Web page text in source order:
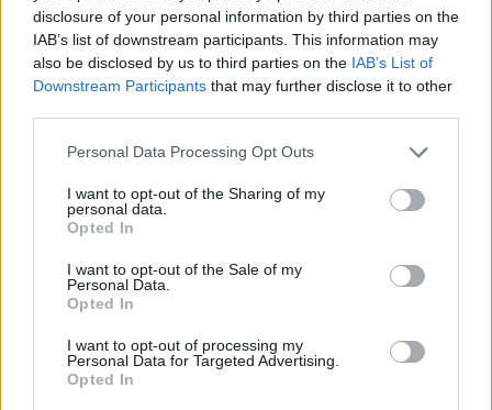
disclosure of your personal information by third parties on the
IAB’s list of downstream participants. This information may
also be disclosed by us to third parties on the IAB’s List of
Downstream Participants that may further disclose it to other
Please note that this website/app uses one or more Google
not limited to your visit or usage behaviour. You may click to
grant or deny consent to Google and its third-party tags to
use your data for below specified purposes in below Google
consent section.
Personal Data Processing Opt Outs
I want to opt-out of the Sharing of my
personal data.
Opted In
I want to opt-out of the Sale of my
Personal Data.
Opted In
I want to opt-out of processing my
Personal Data for Targeted Advertising.
Opted In
ribera del Actur. Afirma la necesidad de rigor
y contexto en cada pieza; es licenciada en
Historia por la Universidad de Zaragoza y
mantiene una columna semanal sobre vida
urbana y políticas públicas.